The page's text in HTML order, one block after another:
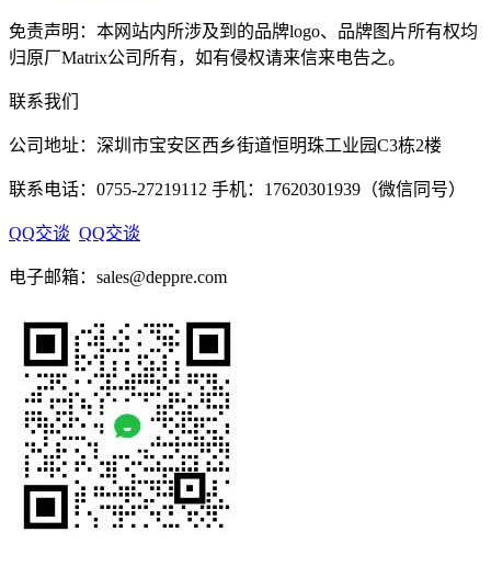
免责声明：本网站内所涉及到的品牌logo、品牌图片所有权均
归原厂Matrix公司所有，如有侵权请来信来电告之。
联系我们
公司地址：深圳市宝安区西乡街道恒明珠工业园C3栋2楼
联系电话：0755-27219112 手机：17620301939（微信同号）
QQ交谈 QQ交谈
电子邮箱：sales@deppre.com